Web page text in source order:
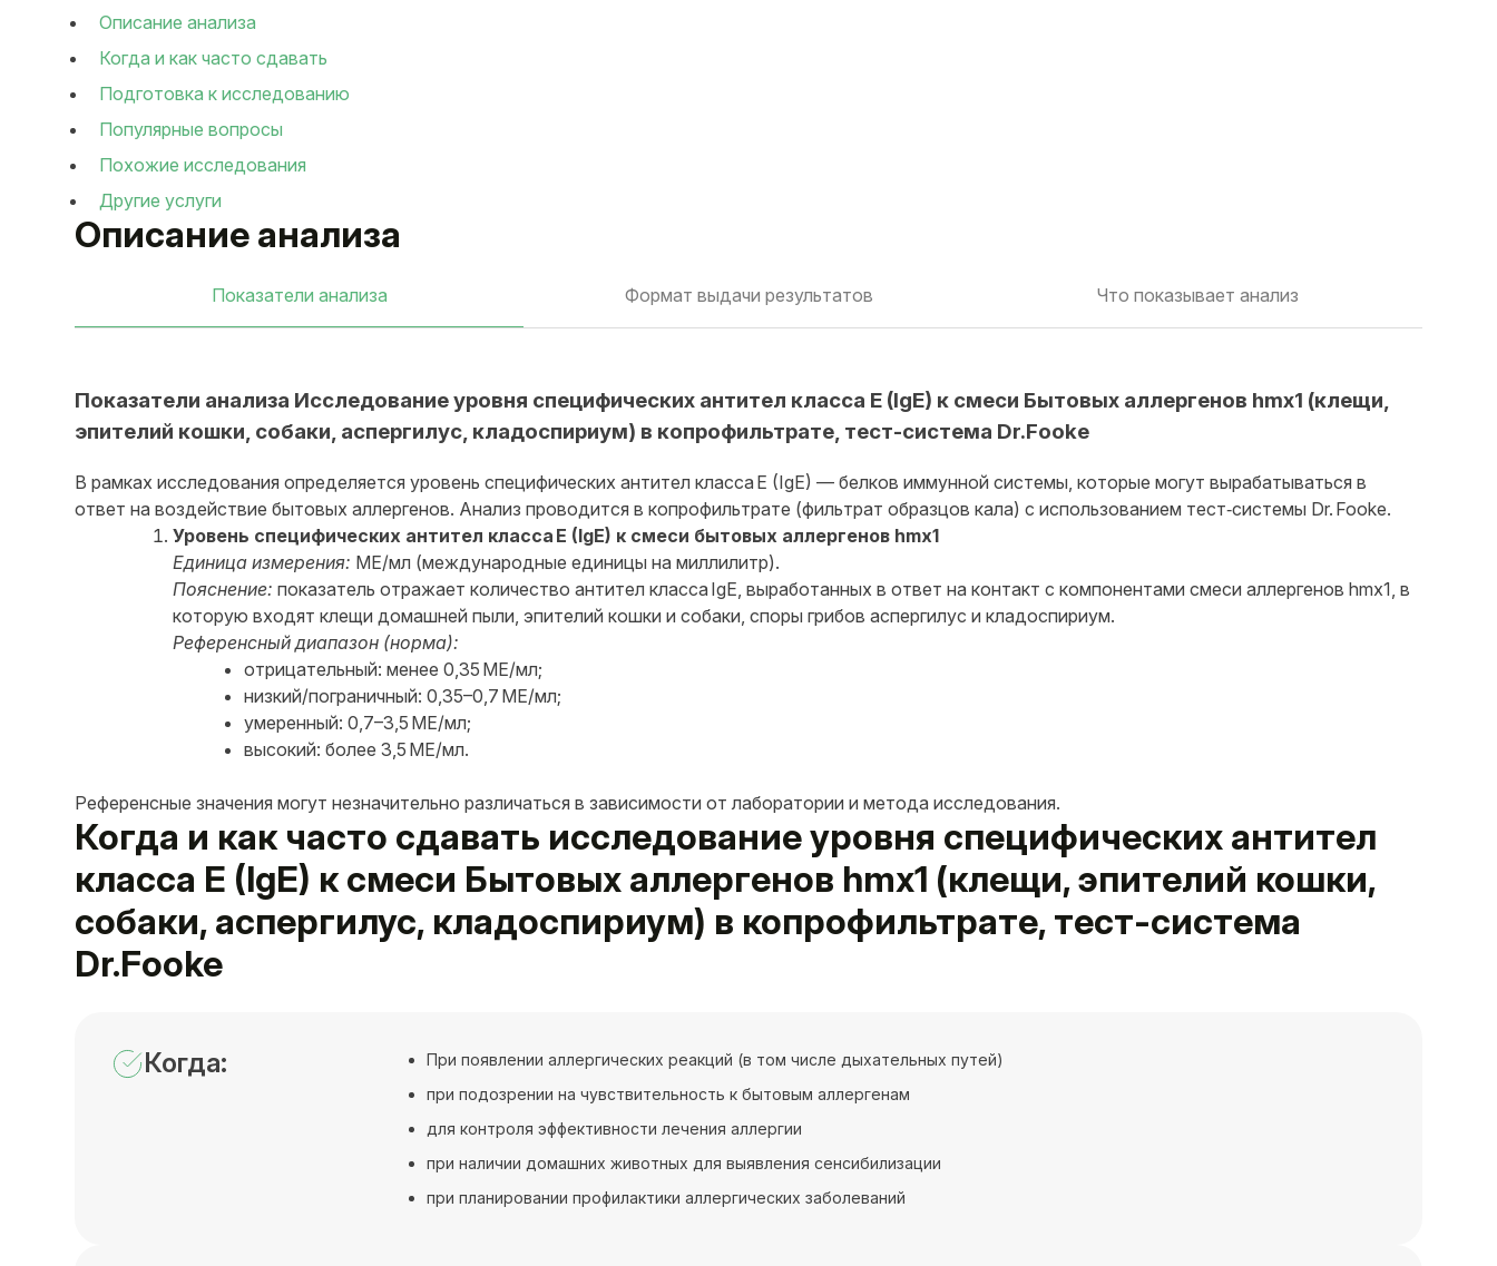
Описание анализа
Показатели анализа Формат выдачи результатов Что показывает анализ
Показатели анализа Исследование уровня специфических антител класса E (IgE) к смеси Бытовых аллергенов hmx1 (клещи,
эпителий кошки, собаки, аспергилус, кладоспириум) в копрофильтрате, тест-система Dr.Fooke
В рамках исследования определяется уровень специфических антител класса E (IgE) — белков иммунной системы, которые могут вырабатываться в
ответ на воздействие бытовых аллергенов. Анализ проводится в копрофильтрате (фильтрат образцов кала) с использованием тест‑системы Dr. Fooke.
Уровень специфических антител класса E (IgE) к смеси бытовых аллергенов hmx1
Единица измерения: МЕ/мл (международные единицы на миллилитр).
Пояснение: показатель отражает количество антител класса IgE, выработанных в ответ на контакт с компонентами смеси аллергенов hmx1, в
которую входят клещи домашней пыли, эпителий кошки и собаки, споры грибов аспергилус и кладоспириум.
Референсный диапазон (норма):
отрицательный: менее 0,35 МЕ/мл;
низкий/пограничный: 0,35–0,7 МЕ/мл;
умеренный: 0,7–3,5 МЕ/мл;
высокий: более 3,5 МЕ/мл.
Референсные значения могут незначительно различаться в зависимости от лаборатории и метода исследования.
Когда и как часто сдавать исследование уровня специфических антител
класса E (IgE) к смеси Бытовых аллергенов hmx1 (клещи, эпителий кошки,
собаки, аспергилус, кладоспириум) в копрофильтрате, тест-система
Dr.Fooke
Когда:
При появлении аллергических реакций (в том числе дыхательных путей)
при подозрении на чувствительность к бытовым аллергенам
для контроля эффективности лечения аллергии
при наличии домашних животных для выявления сенсибилизации
при планировании профилактики аллергических заболеваний
Описание анализа
Когда и как часто сдавать
Подготовка к исследованию
Популярные вопросы
Похожие исследования
Другие услуги